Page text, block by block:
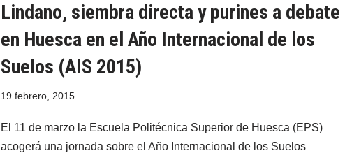
Lindano, siembra directa y purines a debate
en Huesca en el Año Internacional de los
Suelos (AIS 2015)
19 febrero, 2015
El 11 de marzo la Escuela Politécnica Superior de Huesca (EPS)
acogerá una jornada sobre el Año Internacional de los Suelos